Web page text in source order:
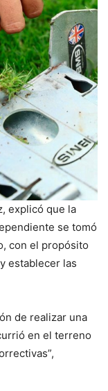
explicó que la
se tomó
con el propósito
establecer las
de realizar una
en el terreno